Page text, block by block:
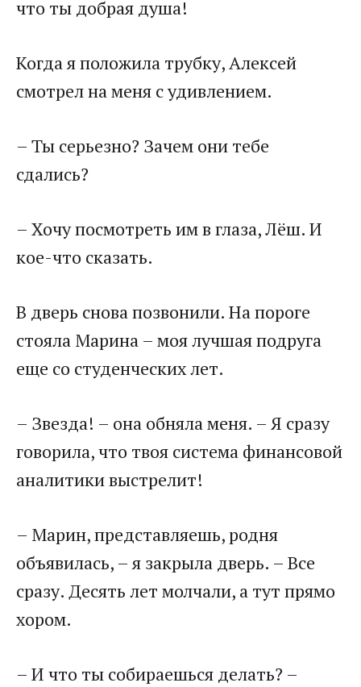
что ты добрая душа!
Когда я положила трубку, Алексей
смотрел на меня с удивлением.
– Ты серьезно? Зачем они тебе
сдались?
– Хочу посмотреть им в глаза, Лёш. И
кое-что сказать.
В дверь снова позвонили. На пороге
стояла Марина – моя лучшая подруга
еще со студенческих лет.
– Звезда! – она обняла меня. – Я сразу
говорила, что твоя система финансовой
аналитики выстрелит!
– Марин, представляешь, родня
объявилась, – я закрыла дверь. – Все
сразу. Десять лет молчали, а тут прямо
хором.
– И что ты собираешься делать? –